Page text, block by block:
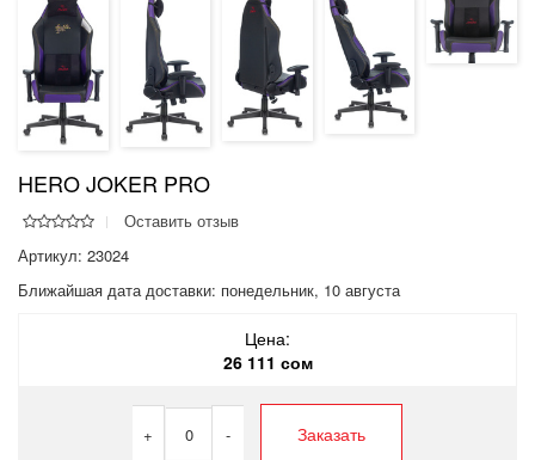
HERO JOKER PRO
Оставить отзыв
Артикул: 23024
Ближайшая дата доставки: понедельник, 10 августа
Цена:
26 111 сом
+ 0 - Заказать